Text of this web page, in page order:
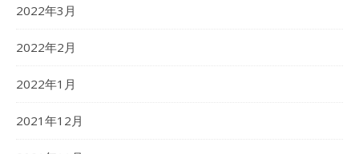
2022年3月
2022年2月
2022年1月
2021年12月